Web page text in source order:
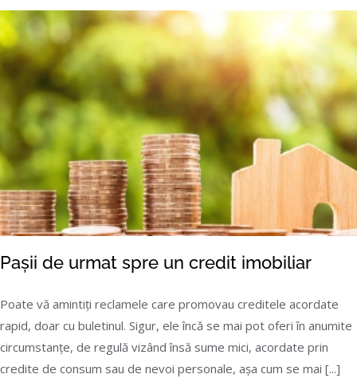
Pașii de urmat spre un credit imobiliar
Pașii de urmat spre un credit imobiliar
Poate vă amintiți reclamele care promovau creditele acordate
rapid, doar cu buletinul. Sigur, ele încă se mai pot oferi în anumite
circumstanțe, de regulă vizând însă sume mici, acordate prin
credite de consum sau de nevoi personale, așa cum se mai [...]